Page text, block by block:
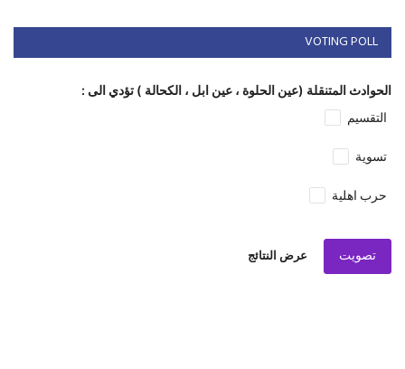
VOTING POLL
الحوادث المتنقلة (عين الحلوة ، عين ابل ، الكحالة ) تؤدي الى :
التقسيم
تسوية
حرب اهلية
تصويت عرض النتائج